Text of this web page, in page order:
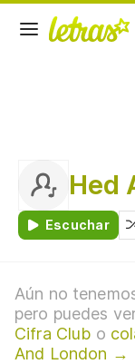
Hed
Escuchar
Aún no
pero puedes
Cifra Club o
And London →